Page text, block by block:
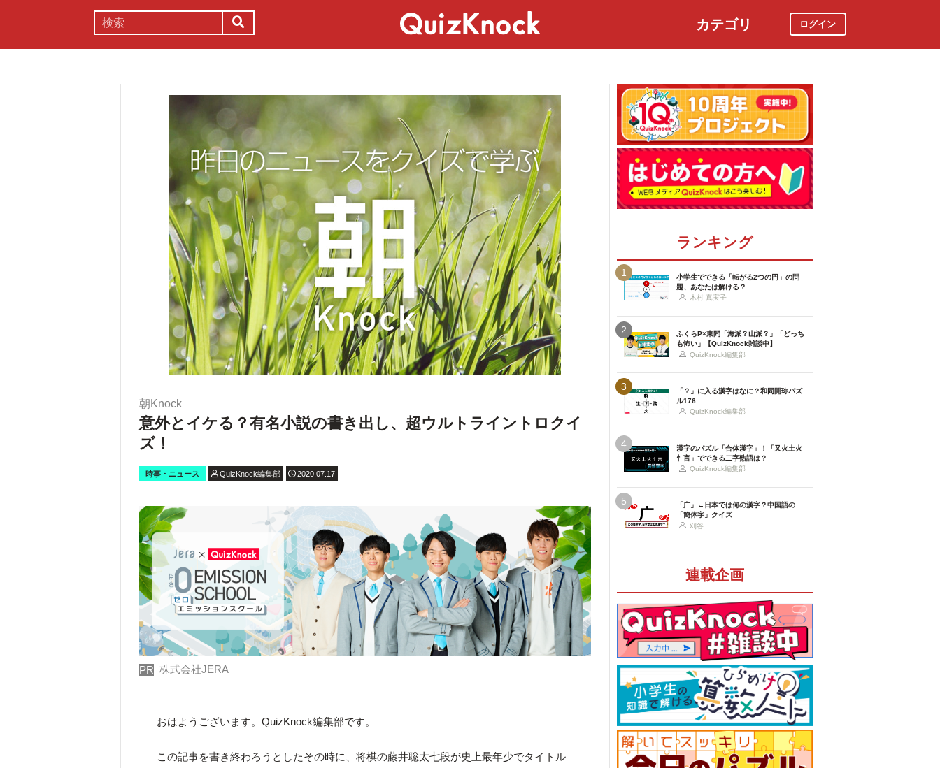
カテゴリ ログイン
朝Knock
意外とイケる？有名小説の書き出し、超ウルトライントロクイ
ズ！
時事・ニュース QuizKnock編集部 2020.07.17
PR 株式会社JERA
おはようございます。QuizKnock編集部です。
この記事を書き終わろうとしたその時に、将棋の藤井聡太七段が史上最年少でタイトル
ランキング
1
小学生でできる「転がる2つの円」の問
題、あなたは解ける？
木村 真実子
2
ふくらP×東問「海派？山派？」「どっち
も怖い」【QuizKnock雑談中】
QuizKnock編集部
3
「？」に入る漢字はなに？和同開珎パズ
ル176
QuizKnock編集部
4
漢字のパズル「合体漢字」！「又火土火
忄言」でできる二字熟語は？
QuizKnock編集部
5
「广」←日本では何の漢字？中国語の
「簡体字」クイズ
刈谷
連載企画